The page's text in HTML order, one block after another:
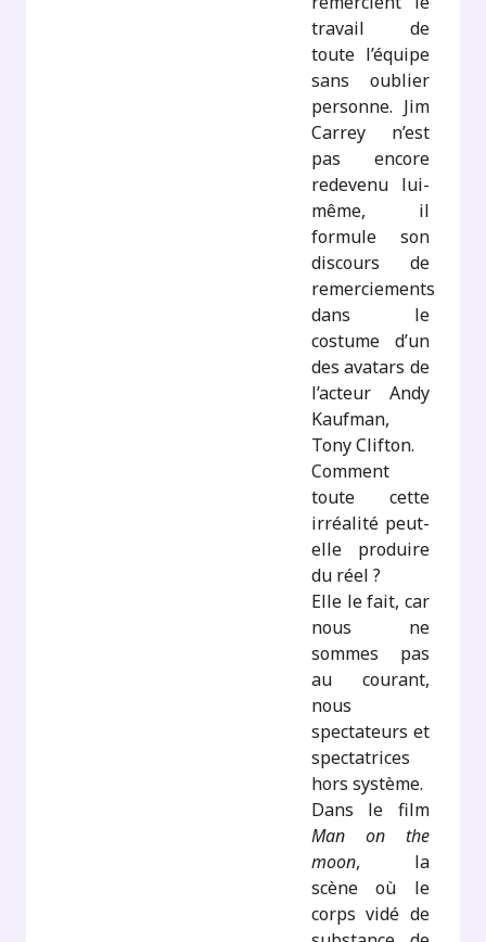
travail de
toute l’équipe
sans oublier
personne. Jim
Carrey n’est
pas encore
redevenu lui-
même, il
formule son
discours de
remerciements
dans le
costume d’un
des avatars de
l’acteur Andy
Kaufman,
Tony Clifton.
Comment
toute cette
irréalité peut-
elle produire
du réel ?
Elle le fait, car
nous ne
sommes pas
au courant,
nous
spectateurs et
spectatrices
hors système.
Dans le film
Man on the
moon, la
scène où le
corps vidé de